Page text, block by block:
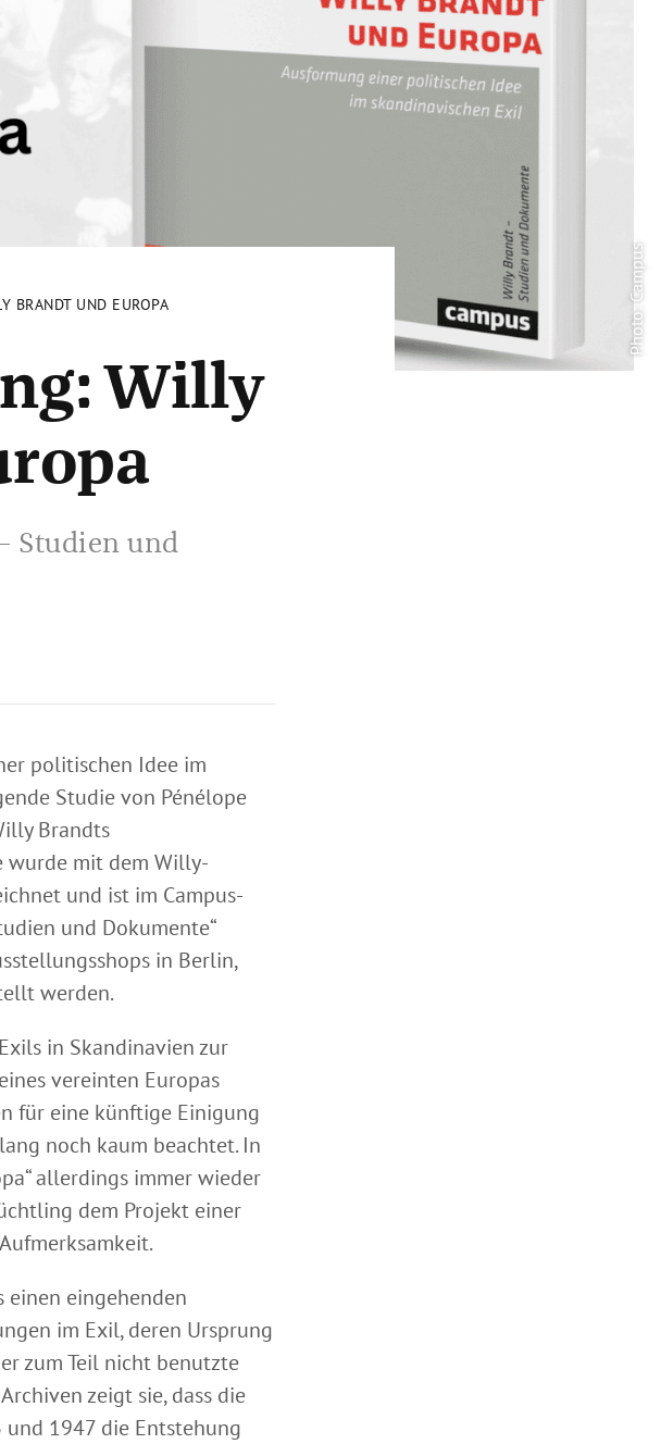
Photo: Campus
BRANDT UND EUROPA
Willy
Studien und
politischen Idee im
Studie von Pénélope
Brandts
wurde mit dem Willy-
und ist im Campus-
und Dokumente“
in Berlin,
werden.
in Skandinavien zur
vereinten Europas
für eine künftige Einigung
noch kaum beachtet. In
allerdings immer wieder
dem Projekt einer
einen eingehenden
im Exil, deren Ursprung
zum Teil nicht benutzte
zeigt sie, dass die
und 1947 die Entstehung